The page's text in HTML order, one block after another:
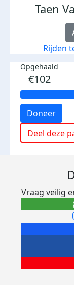
Taen
Rijden
Opgehaald
€102
Doneer
Deel deze
Vraag veilig